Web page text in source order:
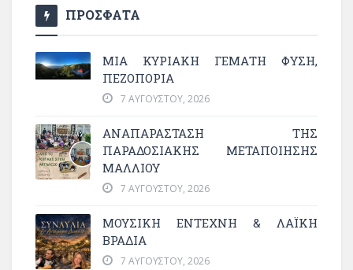
ΠΡΟΣΦΑΤΑ
ΜΙΑ ΚΥΡΙΑΚΉ ΓΕΜΆΤΗ ΦΎΣΗ,
ΠΕΖΟΠΟΡΊΑ
7 ΑΥΓΟΎΣΤΟΥ, 2026
ΑΝΑΠΑΡΆΣΤΑΣΗ ΤΗΣ
ΠΑΡΑΔΟΣΙΑΚΉΣ ΜΕΤΑΠΟΊΗΣΗΣ
ΜΑΛΛΙΟΎ
7 ΑΥΓΟΎΣΤΟΥ, 2026
ΜΟΥΣΙΚΉ ΈΝΤΕΧΝΗ & ΛΑΪΚΉ
ΒΡΑΔΙΆ
7 ΑΥΓΟΎΣΤΟΥ, 2026